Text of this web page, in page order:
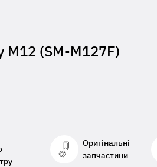
M12 (SM-M127F)
Оригінальні
запчастини